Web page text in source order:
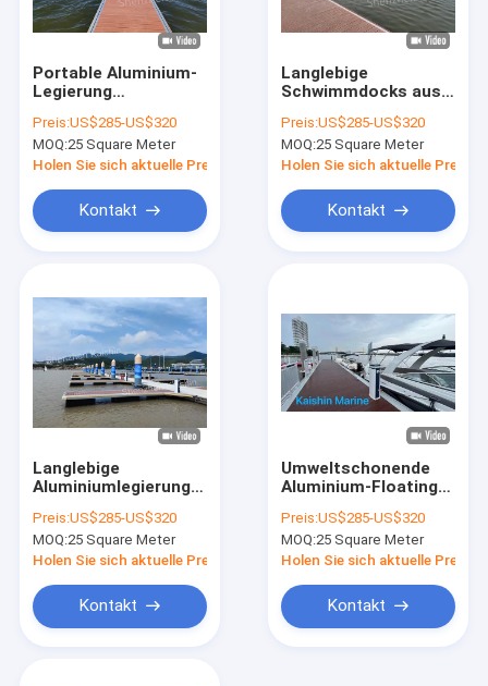
Produkte
Videos
Über uns
Kontakt
Nachrichten
Portable Aluminium-
Legierung
Pontoon Gehweg für
Marina Yacht Boot
schwimmende Docks
Preis:US$285-US$320
MOQ:25 Square Meter
Holen Sie sich aktuelle Preis
Kontakt
Langlebige
Schwimmdocks aus
für Marina Yacht
Club
Preis:US$285-US$320
MOQ:25 Square Meter
Holen Sie sich aktuelle Preis
Kontakt
Langlebige
Aluminiumlegierung
Yachthäfen, Boote,
schwimmende Stege
und Pontons
Preis:US$285-US$320
MOQ:25 Square Meter
Holen Sie sich aktuelle Preis
Kontakt
Umweltschonende
Aluminium-Floating
Marine Floating
Docks mit LLDPE-
Floatern
Preis:US$285-US$320
MOQ:25 Square Meter
Holen Sie sich aktuelle Preis
Kontakt